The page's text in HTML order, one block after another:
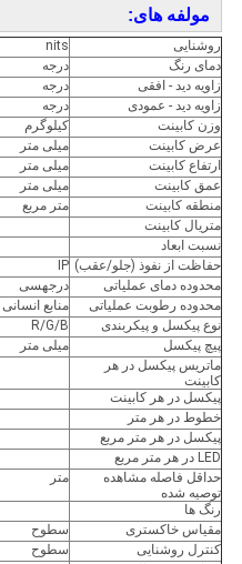
مولفه های:
روشنایی nits
دمای رنگ
درجه
زاویه دید - افقی
درجه
زاویه دید - عمودی
درجه
وزن کابینت
کیلوگرم
عرض کابینت
میلی متر
ارتفاع کابینت
میلی متر
عمق کابینت
میلی متر
منطقه کابینت
متر مربع
متریال کابینت
نسبت ابعاد
حفاظت از نفوذ (جلو/عقب) IP
محدوده دمای عملیاتی
درجهسی
محدوده رطوبت عملیاتی
منابع انسانی
نوع پیکسل و پیکربندی
R/G/B
پیچ پیکسل
میلی متر
ماتریس پیکسل در هر
کابینت
پیکسل در هر کابینت
خطوط در هر متر
پیکسل در هر متر مربع
LED در هر متر مربع
حداقل فاصله مشاهده
توصیه شده
متر
رنگ ها
مقیاس خاکستری
سطوح
کنترل روشنایی
سطوح